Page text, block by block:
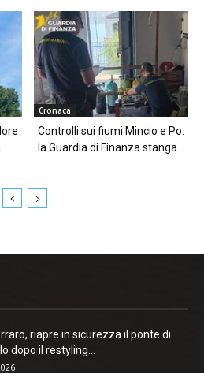
Cronaca
Controlli sui fiumi Mincio e Po:
la Guardia di Finanza stanga...
riapre in sicurezza il ponte di
dopo il restyling...